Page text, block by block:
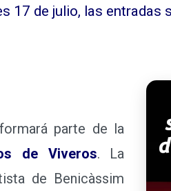
17 de julio, las entradas
formará parte de la
de Viveros. La
de Benicàssim